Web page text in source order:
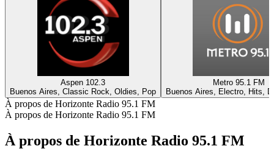
Aspen 102.3
Buenos Aires, Classic Rock, Oldies, Pop
Metro 95.1 FM
Buenos Aires, Electro, Hits,
À propos de Horizonte Radio 95.1 FM
À propos de Horizonte Radio 95.1 FM
À propos de Horizonte Radio 95.1 FM